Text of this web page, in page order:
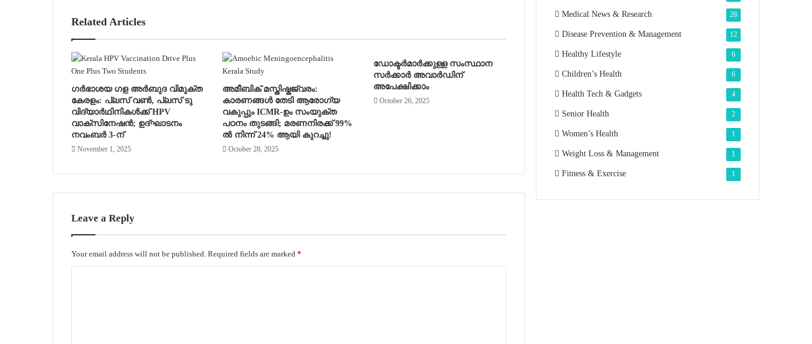
Related Articles
ഗർഭാശയ ഗള അർബുദ വിമുക്ത
കേരളം: പ്ലസ് വൺ, പ്ലസ് ടു
വിദ്യാർഥിനികൾക്ക് HPV
വാക്‌സിനേഷൻ; ഉദ്ഘാടനം
നവംബർ 3-ന്
November 1, 2025
അമീബിക് മസ്തിഷ്കജ്വരം:
കാരണങ്ങൾ തേടി ആരോഗ്യ
വകുപ്പും ICMR-ഉം സംയുക്ത
പഠനം തുടങ്ങി; മരണനിരക്ക് 99%
ൽ നിന്ന് 24% ആയി കുറച്ചു!
October 28, 2025
ഡോക്ടർമാർക്കുള്ള സംസ്ഥാന
സർക്കാർ അവാർഡിന്
അപേക്ഷിക്കാം
October 26, 2025
Leave a Reply
Your email address will not be published. Required fields are marked *
Medical News & Research 28
Disease Prevention & Management 12
Healthy Lifestyle 6
Children’s Health 6
Health Tech & Gadgets 4
Senior Health 2
Women’s Health 1
Weight Loss & Management 1
Fitness & Exercise 1